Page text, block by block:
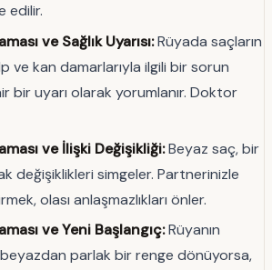
edilir.
ve Sağlık Uyarısı:Rüyada saçların
ve kan damarlarıyla ilgili bir sorun
bir uyarı olarak yorumlanır. Doktor
ve İlişki Değişikliği:Beyaz saç, bir
değişiklikleri simgeler. Partnerinizle
olası anlaşmazlıkları önler.
ve Yeni Başlangıç:Rüyanın
parlak bir renge dönüyorsa,